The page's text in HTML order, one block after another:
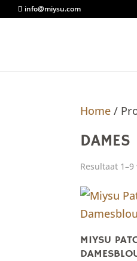
info@miysu.com
Home /
DAMES
Resultaat
MIYSU